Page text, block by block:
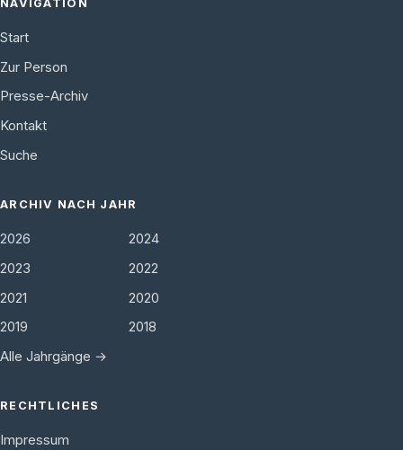
NAVIGATION
Start
Zur Person
Presse-Archiv
Kontakt
Suche
ARCHIV NACH JAHR
2026
2024
2023
2022
2021
2020
2019
2018
Alle Jahrgänge →
RECHTLICHES
Impressum